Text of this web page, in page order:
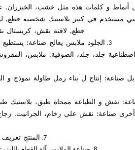
قطع, لافتة نقش، كريستال
3. الجلود ملابس يعالج صناعة: يستطيع نقش و قطع معقد أنماط على أصيل
جلد، جلد، الصوفية, ملابس،
7. المنتج تعريف صناعة: حماية العلامات منتجات، إلخ.